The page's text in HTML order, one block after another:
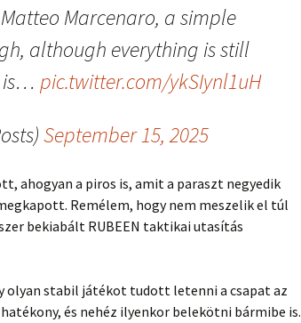
Marcenaro, a simple
although everything is still
is… pic.twitter.com/ykSIynl1uH
September 15, 2025
ahogyan a piros is, amit a paraszt negyedik
Remélem, hogy nem meszelik el túl
bekiabált RUBEEN taktikai utasítás
olyan stabil játékot tudott letenni a csapat az
és nehéz ilyenkor belekötni bármibe is.